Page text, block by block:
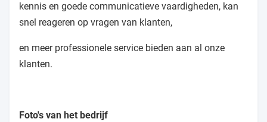
kennis en goede communicatieve vaardigheden, kan
snel reageren op vragen van klanten,
en meer professionele service bieden aan al onze
klanten.
Foto's van het bedrijf